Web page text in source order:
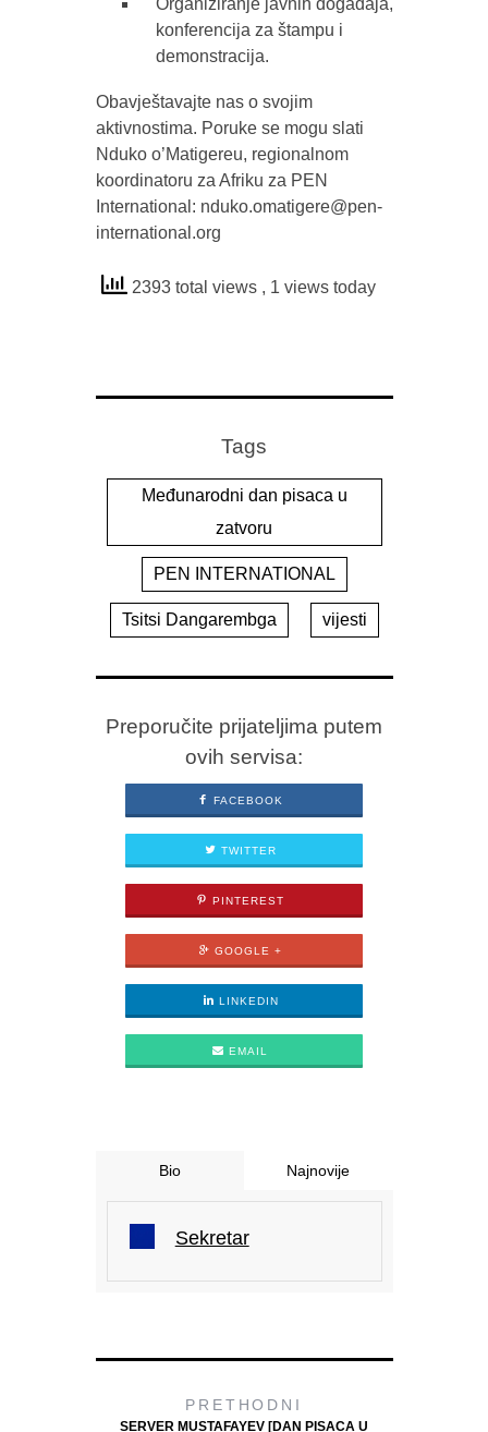
konferencija za štampu i
demonstracija.
Obavještavajte nas o svojim
aktivnostima. Poruke se mogu slati
Nduko o’Matigereu, regionalnom
koordinatoru za Afriku za PEN
International: nduko.omatigere@pen-
international.org
2393 total views , 1 views today
Tags
Međunarodni dan pisaca u
zatvoru
PEN INTERNATIONAL
Tsitsi Dangarembga vijesti
Preporučite prijateljima putem
ovih servisa:
FACEBOOK
TWITTER
PINTEREST
GOOGLE +
LINKEDIN
EMAIL
Bio Najnovije
Sekretar
PRETHODNI
SERVER MUSTAFAYEV [DAN PISACA U